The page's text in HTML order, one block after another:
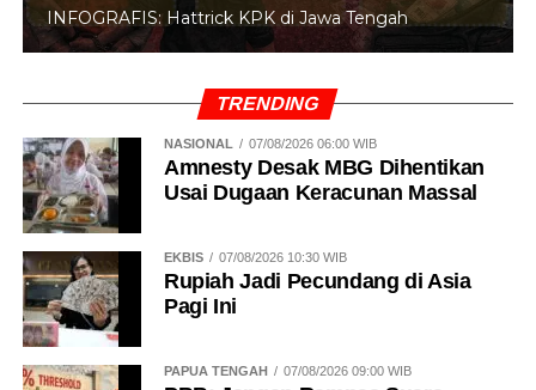
INFOGRAFIS: Hattrick KPK di Jawa Tengah
TRENDING
NASIONAL 07/08/2026 06:00 WIB
Amnesty Desak MBG Dihentikan
Usai Dugaan Keracunan Massal
EKBIS 07/08/2026 10:30 WIB
Rupiah Jadi Pecundang di Asia
Pagi Ini
PAPUA TENGAH 07/08/2026 09:00 WIB